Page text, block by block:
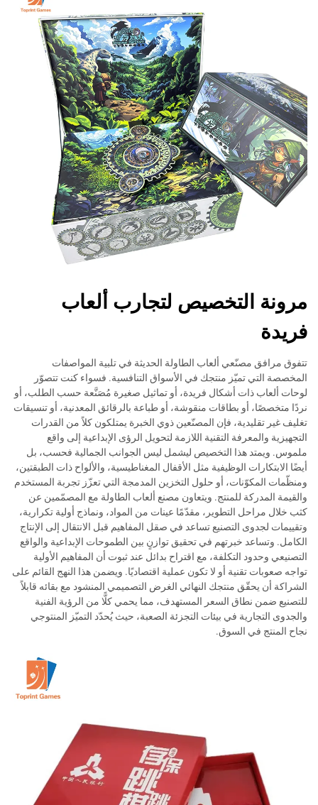
مرونة التخصيص لتجارب ألعاب
فريدة
تتفوق مرافق مصنّعي ألعاب الطاولة الحديثة في تلبية المواصفات
المخصصة التي تميّز منتجك في الأسواق التنافسية. فسواء كنت تتصوّر
لوحات ألعاب ذات أشكال فريدة، أو تماثيل صغيرة مُصَنَّعة حسب الطلب، أو
نردًا متخصصًا، أو بطاقات منقوشة، أو طباعة بالرقائق المعدنية، أو تنسيقات
تغليف غير تقليدية، فإن المصنّعين ذوي الخبرة يمتلكون كلاً من القدرات
التجهيزية والمعرفة التقنية اللازمة لتحويل الرؤى الإبداعية إلى واقع
ملموس. ويمتد هذا التخصيص ليشمل ليس الجوانب الجمالية فحسب، بل
أيضًا الابتكارات الوظيفية مثل الأقفال المغناطيسية، والألواح ذات الطبقتين،
ومنظّمات المكوّنات، أو حلول التخزين المدمجة التي تعزّز تجربة المستخدم
والقيمة المدركة للمنتج. ويتعاون مصنع ألعاب الطاولة مع المصمّمين عن
كثب خلال مراحل التطوير، مقدّمًا عينات من المواد، ونماذج أولية تكرارية،
وتقييمات لجدوى التصنيع تساعد في صقل المفاهيم قبل الانتقال إلى الإنتاج
الكامل. وتساعد خبرتهم في تحقيق توازنٍ بين الطموحات الإبداعية والواقع
التصنيعي وحدود التكلفة، مع اقتراح بدائل عند ثبوت أن المفاهيم الأولية
تواجه صعوبات تقنية أو لا تكون عملية اقتصاديًا. ويضمن هذا النهج القائم على
الشراكة أن يحقّق منتجك النهائي الغرض التصميمي المنشود مع بقائه قابلاً
للتصنيع ضمن نطاق السعر المستهدف، مما يحمي كلًّا من الرؤية الفنية
والجدوى التجارية في بيئات التجزئة الصعبة، حيث يُحدّد التميّز المنتوجي
نجاح المنتج في السوق.